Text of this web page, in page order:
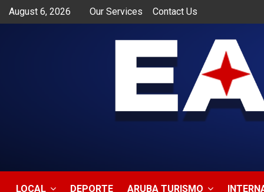
August 6, 2026 Our Services Contact Us
LOCAL DEPORTE ARUBA TURISMO